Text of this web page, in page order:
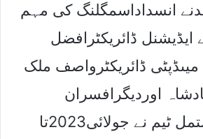
انسداداسمگلنگ کی مہم
ایڈیشنل ڈائریکٹرافضل
ڈائریکٹرواصف ملک
اوردیگرافسران
واہلکاروں پرمشتمل ٹیم نے جولائی2023تا